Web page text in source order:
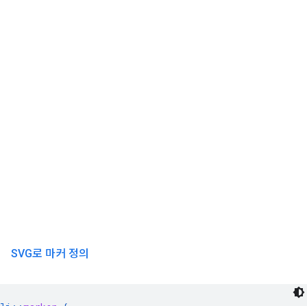
SVG로 마커 정의